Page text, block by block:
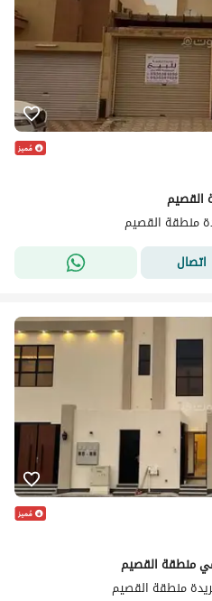
القصيم
منطقة القصيم
اتصال
في منطقة القصيم
منطقة القصيم